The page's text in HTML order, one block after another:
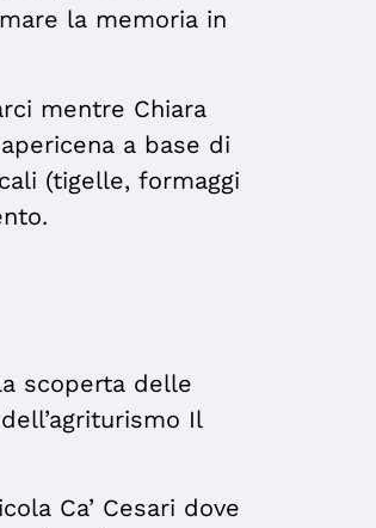
la memoria in
mentre Chiara
a base di
(tigelle, formaggi
scoperta delle
Il
Ca’ Cesari dove